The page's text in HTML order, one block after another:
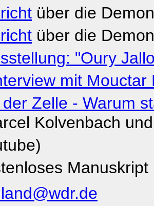
über die
über die
"Oury
mit Mouctar
der Zelle - Warum
Kolvenbach